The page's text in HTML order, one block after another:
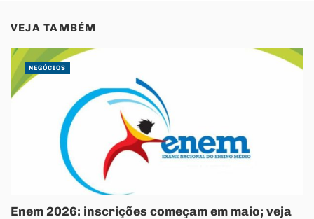
VEJA TAMBÉM
Enem 2026: inscrições começam em maio; veja
NEGÓCIOS